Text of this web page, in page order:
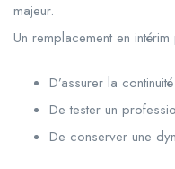
majeur.
Un remplacement en
D’assurer la
De tester un
De conserver une